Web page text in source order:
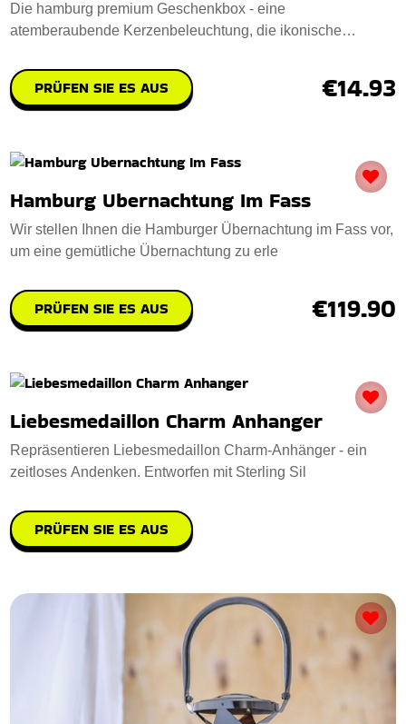
Die hamburg premium Geschenkbox - eine
atemberaubende Kerzenbeleuchtung, die ikonische
PRÜFEN SIE ES AUS €14.93
Hamburg Ubernachtung Im Fass
Wir stellen Ihnen die Hamburger Übernachtung im Fass vor,
um eine gemütliche Übernachtung zu erle
PRÜFEN SIE ES AUS €119.90
Liebesmedaillon Charm Anhanger
Repräsentieren Liebesmedaillon Charm-Anhänger - ein
zeitloses Andenken. Entworfen mit Sterling Sil
PRÜFEN SIE ES AUS